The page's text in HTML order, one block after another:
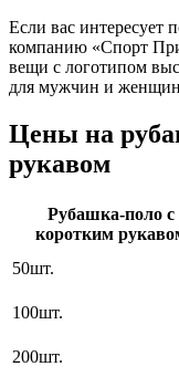
Если вас интересует
компанию «Спорт
вещи с логотипом
для мужчин и женщин
Цены на
рукавом
Рубашка-поло с
коротким
50шт.
100шт.
200шт.